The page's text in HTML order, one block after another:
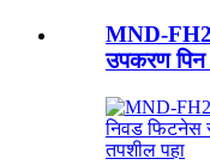
MND-
उपकरण
तपशील पहा